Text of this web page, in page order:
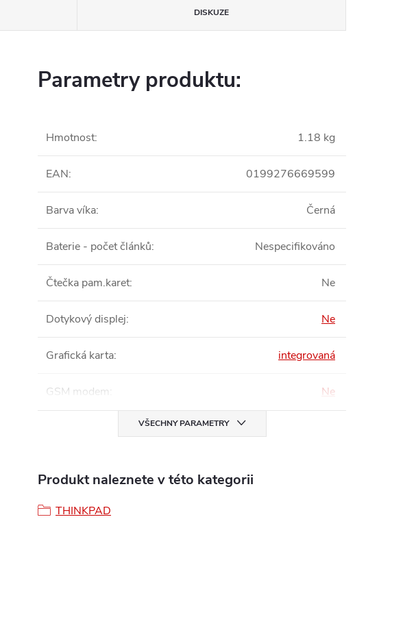
DISKUZE
Parametry produktu:
Hmotnost: 1.18 kg
EAN: 0199276669599
Barva víka: Černá
Baterie - počet článků: Nespecifikováno
Čtečka pam.karet: Ne
Dotykový displej: Ne
Grafická karta: integrovaná
GSM modem: Ne
VŠECHNY PARAMETRY
Produkt naleznete v této kategorii
THINKPAD